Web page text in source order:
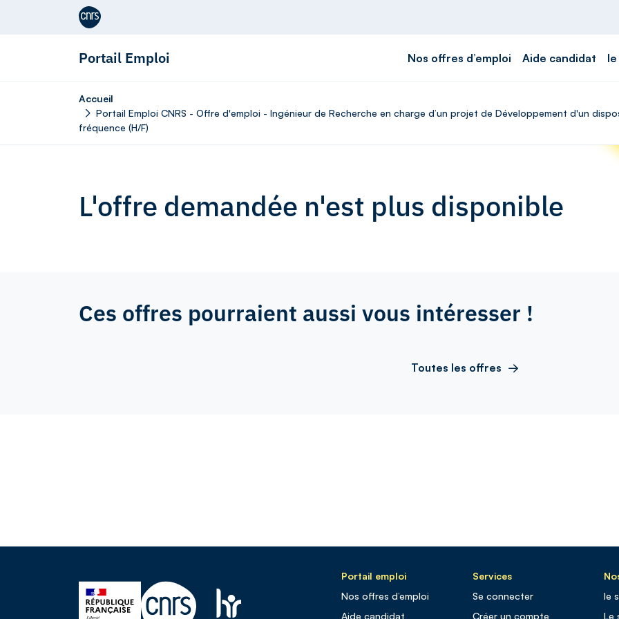
Aller au contenu
Portail Emploi Nos offres d’emploi Aide candidat
Accueil
Portail Emploi CNRS - Offre d'emploi - Ingénieur de Recherche en charge d’un projet de Développement d'un
fréquence (H/F)
L'offre demandée n'est plus disponible
Ces offres pourraient aussi vous intéresser !
Toutes les offres
Portail emploi
Nos offres d’emploi
Aide candidat
Services
Se connecter
Créer un compte
le
Le